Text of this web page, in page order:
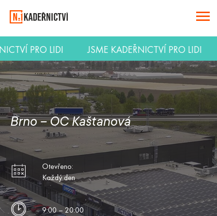
PRO LIDI JSME KADEŘNICTVÍ PRO LIDI
Brno – OC Kaštanová
Otevřeno:
Každý den
9:00 – 20:00